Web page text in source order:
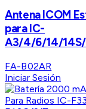
Antena ICOM
para IC-
A3/4/6/14/
FA-B02AR
Iniciar Sesión